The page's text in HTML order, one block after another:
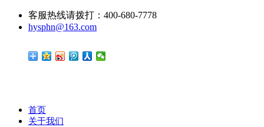
客服热线请拨打：400-680-7778
hysphn@163.com
首页
关于我们